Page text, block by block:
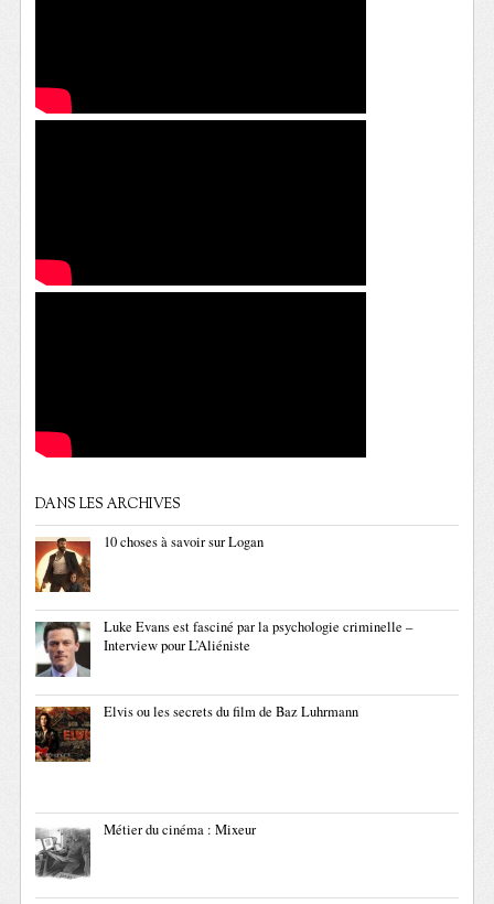
DANS LES ARCHIVES
10 choses à savoir sur Logan
Luke Evans est fasciné par la psychologie criminelle –
Interview pour L’Aliéniste
Elvis ou les secrets du film de Baz Luhrmann
Métier du cinéma : Mixeur